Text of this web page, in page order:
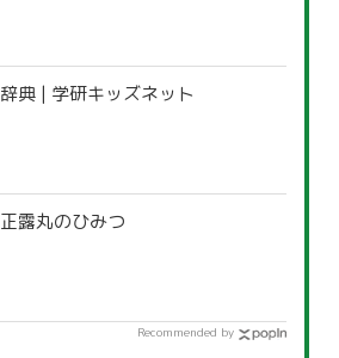
辞典 | 学研キッズネット
正露丸のひみつ
Recommended by